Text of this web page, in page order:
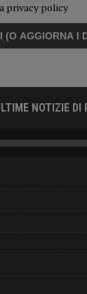
privacy policy
NOTIZIE DI